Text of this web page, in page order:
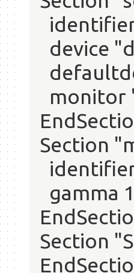
device
monitor
Section
gamma
Section